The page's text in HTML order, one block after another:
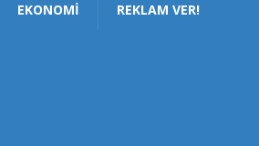
EKONOMİ REKLAM VER!